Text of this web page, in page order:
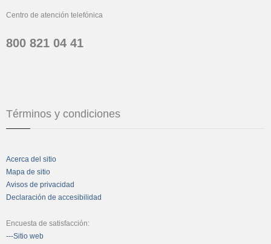
Centro de atención telefónica
800 821 04 41
Términos y condiciones
Acerca del sitio
Mapa de sitio
Avisos de privacidad
Declaración de accesibilidad
Encuesta de satisfacción:
---Sitio web